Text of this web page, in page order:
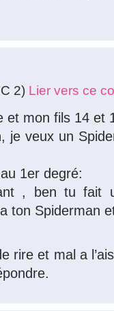
2) Lier vers ce
et mon fils 14 et
je veux un
1er degré:
, ben tu fait
ton Spiderman
rire et mal a